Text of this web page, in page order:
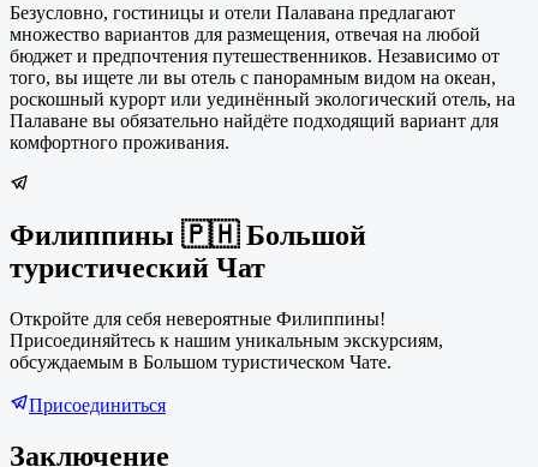
Безусловно, гостиницы и отели Палавана предлагают
множество вариантов для размещения, отвечая на любой
бюджет и предпочтения путешественников. Независимо от
того, вы ищете ли вы отель с панорамным видом на океан,
роскошный курорт или уединённый экологический отель, на
Палаване вы обязательно найдёте подходящий вариант для
комфортного проживания.
Филиппины 🇵🇭 Большой
туристический Чат
Откройте для себя невероятные Филиппины!
Присоединяйтесь к нашим уникальным экскурсиям,
обсуждаемым в Большом туристическом Чате.
Присоединиться
Заключение